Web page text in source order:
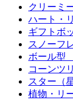
クリーミ
ハート・
ギフトボ
スノーフ
ボール型
コーンツ
スター（
植物・リ